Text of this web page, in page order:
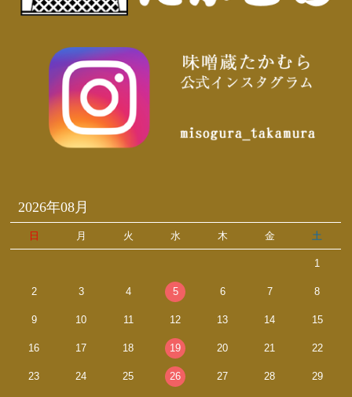
2026年08月
日 月 火 水 木 金 土
1
2 3 4 5 6 7 8
9 10 11 12 13 14 15
16 17 18 19 20 21 22
23 24 25 26 27 28 29